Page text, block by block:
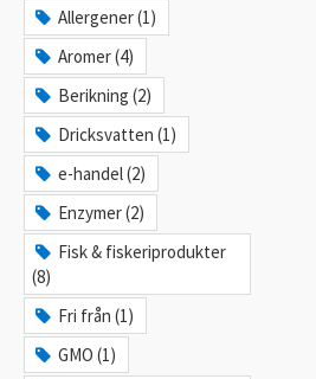
Allergener (1)
Aromer (4)
Berikning (2)
Dricksvatten (1)
e-handel (2)
Enzymer (2)
Fisk & fiskeriprodukter
(8)
Fri från (1)
GMO (1)